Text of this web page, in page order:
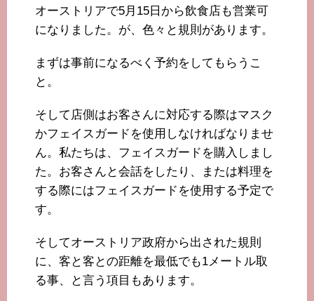
オーストリアで5月15日から飲食店も営業可
になりました。が、色々と規則があります。
まずは事前になるべく予約をしてもらうこ
と。
そして店側はお客さんに対応する際はマスク
かフェイスガードを使用しなければなりませ
ん。私たちは、フェイスガードを購入しまし
た。お客さんと会話をしたり、または料理を
する際にはフェイスガードを使用する予定で
す。
そしてオーストリア政府から出された規則
に、客と客との距離を最低でも1メートル取
る事、と言う項目もあります。